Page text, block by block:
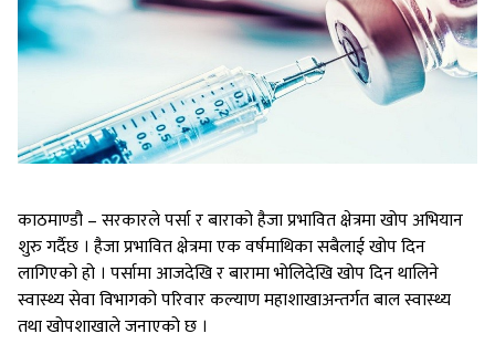
काठमाण्डौ – सरकारले पर्सा र बाराको हैजा प्रभावित क्षेत्रमा खोप अभियान
शुरु गर्दैछ । हैजा प्रभावित क्षेत्रमा एक वर्षमाथिका सबैलाई खोप दिन
लागिएको हो । पर्सामा आजदेखि र बारामा भोलिदेखि खोप दिन थालिने
स्वास्थ्य सेवा विभागको परिवार कल्याण महाशाखाअन्तर्गत बाल स्वास्थ्य
तथा खोपशाखाले जनाएको छ ।